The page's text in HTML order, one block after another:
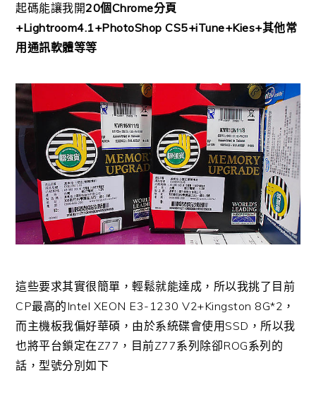
起碼能讓我開20個Chrome分頁
+Lightroom4.1+PhotoShop CS5+iTune+Kies+其他常
用通訊軟體等等
這些要求其實很簡單，輕鬆就能達成，所以我挑了目前
CP最高的Intel XEON E3-1230 V2+Kingston 8G*2，
而主機板我偏好華碩，由於系統碟會使用SSD，所以我
也將平台鎖定在Z77，目前Z77系列除卻ROG系列的
話，型號分別如下